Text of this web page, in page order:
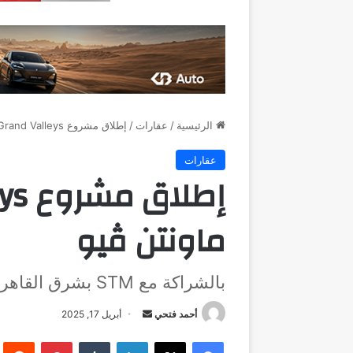
الرئيسية / عقارات / إطلاق مشروع Grand Valleys من ماونتن ڤيو
عقارات
ماونتن ڤيو
بالشراكة مع STM بشرق القاهرة في كيان سيتي والتسليم خلال سنة
أحمد فتحي
أرسل أبريل 17, 2025
فيسبوك ‫X لينكدإن بينتيريست